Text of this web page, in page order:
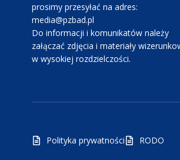
prosimy przesyłać na adres:
media@pzbad.pl
Do informacji i komunikatów należy
załączać zdjęcia i materiały
w wysokiej rozdzielczości.
Polityka prywatności RODO